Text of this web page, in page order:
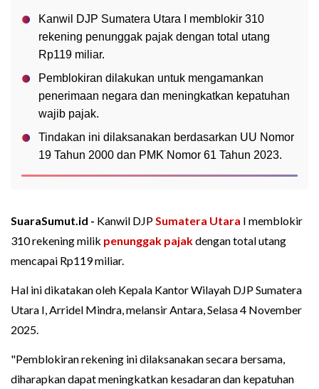
Kanwil DJP Sumatera Utara I memblokir 310
rekening penunggak pajak dengan total utang
Rp119 miliar.
Pemblokiran dilakukan untuk mengamankan
penerimaan negara dan meningkatkan kepatuhan
wajib pajak.
Tindakan ini dilaksanakan berdasarkan UU Nomor
19 Tahun 2000 dan PMK Nomor 61 Tahun 2023.
SuaraSumut.id - Kanwil DJPSumatera Utara I memblokir
310 rekening milik penunggak pajakdengan total utang
mencapai Rp119 miliar.
Hal ini dikatakan oleh Kepala Kantor Wilayah DJP Sumatera
Utara I, Arridel Mindra, melansir Antara, Selasa 4 November
2025.
"Pemblokiran rekening ini dilaksanakan secara bersama,
diharapkan dapat meningkatkan kesadaran dan kepatuhan